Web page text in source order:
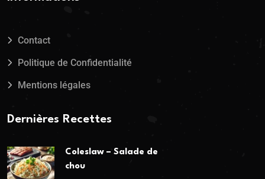
Contact
Politique de Confidentialité
Mentions légales
Dernières Recettes
Coleslaw – Salade de
chou